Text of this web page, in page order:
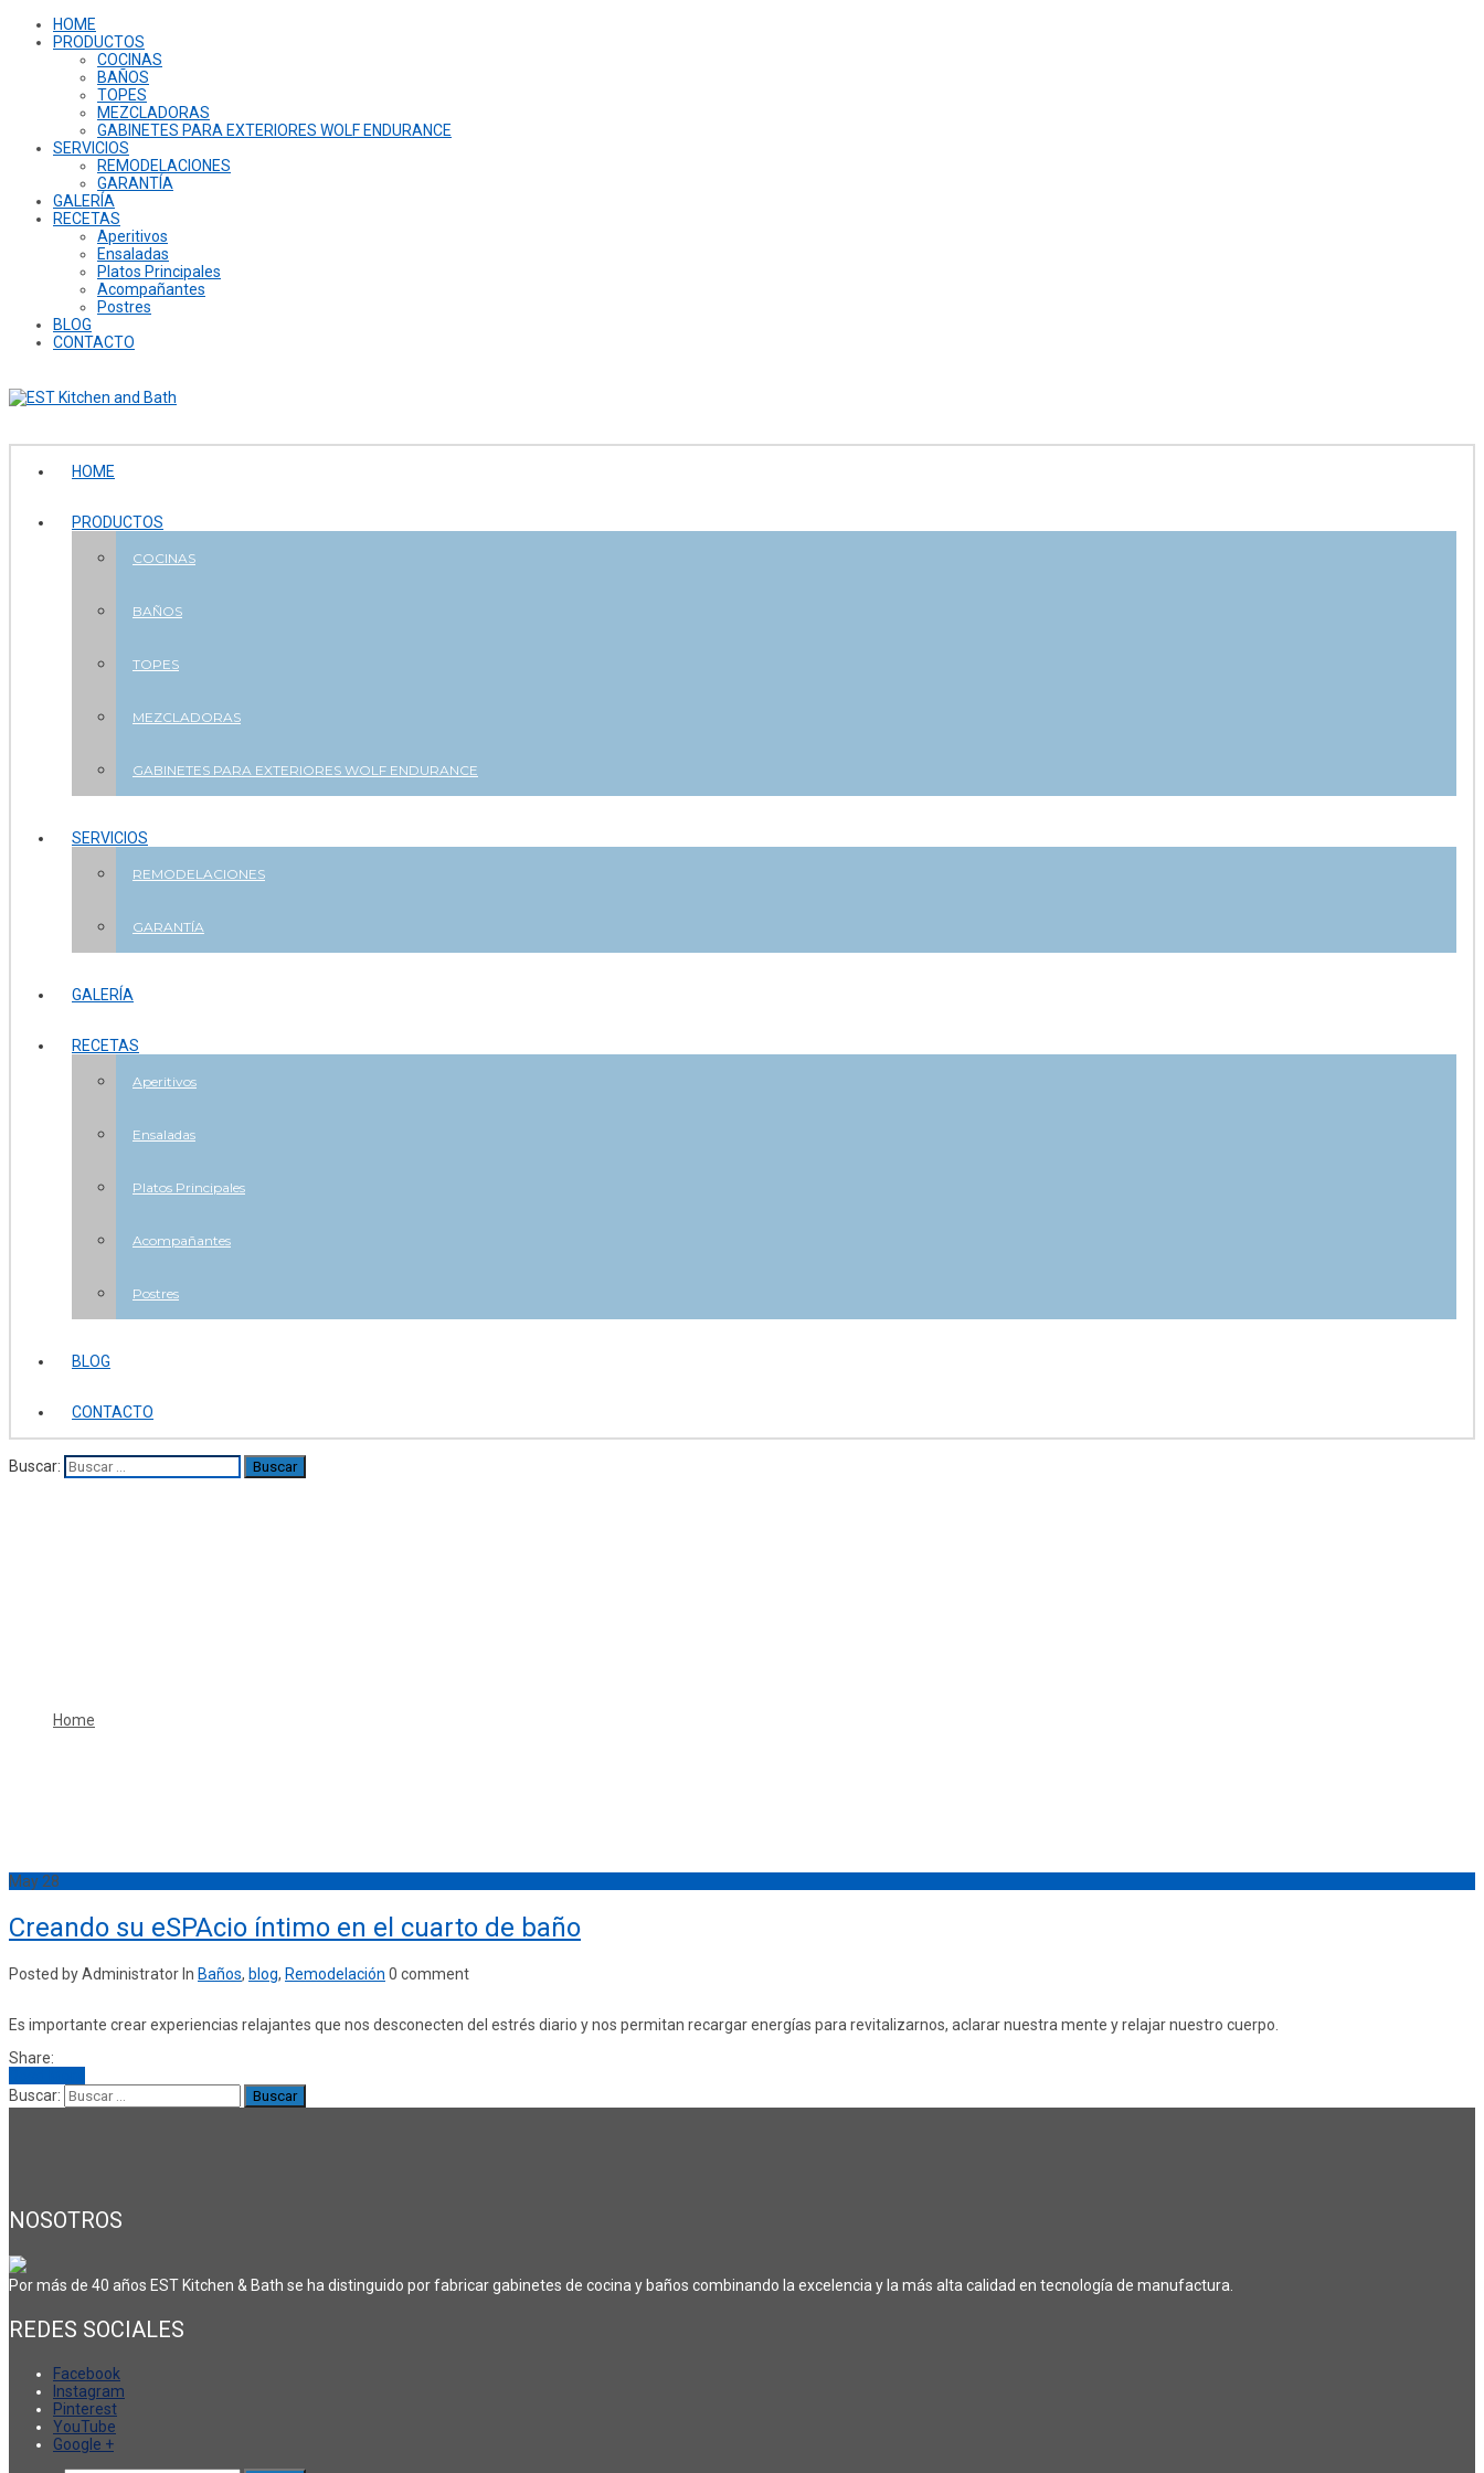
HOME
PRODUCTOS
COCINAS
BAÑOS
TOPES
MEZCLADORAS
GABINETES PARA EXTERIORES WOLF ENDURANCE
SERVICIOS
REMODELACIONES
GARANTÍA
GALERÍA
RECETAS
Aperitivos
Ensaladas
Platos Principales
Acompañantes
Postres
BLOG
CONTACTO
HOME
PRODUCTOS
COCINAS
BAÑOS
TOPES
MEZCLADORAS
GABINETES PARA EXTERIORES WOLF ENDURANCE
SERVICIOS
REMODELACIONES
GARANTÍA
GALERÍA
RECETAS
Aperitivos
Ensaladas
Platos Principales
Acompañantes
Postres
BLOG
CONTACTO
Buscar:
Home
May 28
Creando su eSPAcio íntimo en el cuarto de baño
Posted by Administrator In Baños, blog, Remodelación 0 comment
Es importante crear experiencias relajantes que nos desconecten del estrés diario y nos permitan recargar energías para revitalizarnos, aclarar nuestra mente y relajar nuestro cuerpo.
Share:
Buscar:
NOSOTROS
Por más de 40 años EST Kitchen & Bath se ha distinguido por fabricar gabinetes de cocina y baños combinando la excelencia y la más alta calidad en tecnología de manufactura.
REDES SOCIALES
Facebook
Instagram
Pinterest
YouTube
Google +